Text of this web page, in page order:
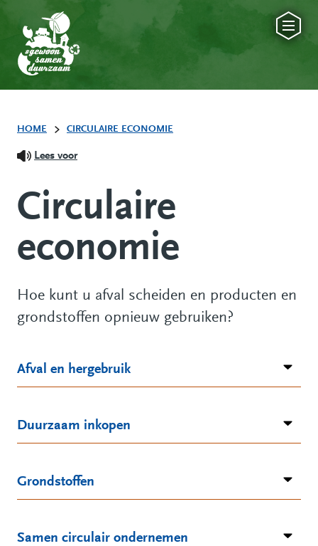
HOME CIRCULAIRE ECONOMIE
Lees voor
Circulaire
economie
Hoe kunt u afval scheiden en producten en
grondstoffen opnieuw gebruiken?
Afval en hergebruik
Duurzaam inkopen
Grondstoffen
Samen circulair ondernemen